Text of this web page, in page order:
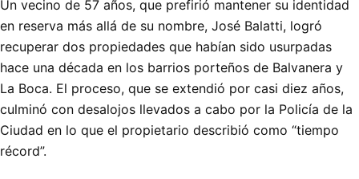
Un vecino de 57 años, que prefirió mantener su identidad
en reserva más allá de su nombre, José Balatti, logró
recuperar dos propiedades que habían sido usurpadas
hace una década en los barrios porteños de Balvanera y
La Boca. El proceso, que se extendió por casi diez años,
culminó con desalojos llevados a cabo por la Policía de la
Ciudad en lo que el propietario describió como “tiempo
récord”.